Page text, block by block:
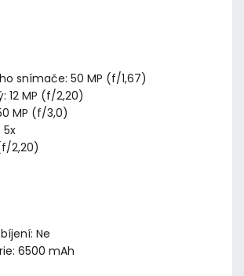
snímače: 50 MP (f/1,67)
12 MP (f/2,20)
MP (f/3,0)
5x
2,20)
Ne
6500 mAh